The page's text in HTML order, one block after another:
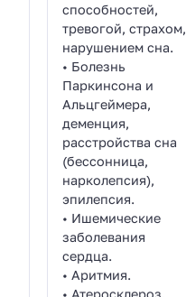
способностей,
тревогой, страхом,
нарушением сна.
• Болезнь
Паркинсона и
Альцгеймера,
деменция,
расстройства сна
(бессонница,
нарколепсия),
эпилепсия.
• Ишемические
заболевания
сердца.
• Аритмия.
• Атеросклероз.